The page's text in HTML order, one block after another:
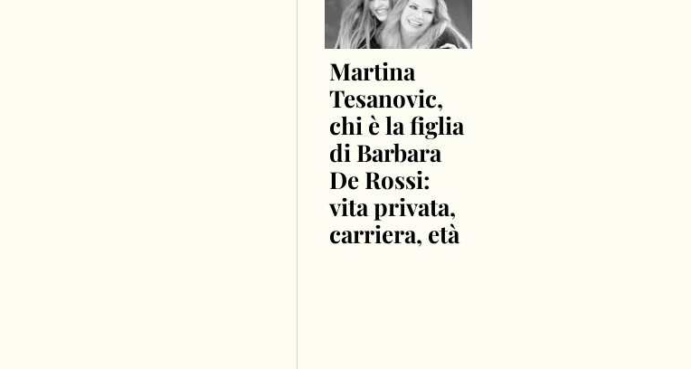
Martina
Tesanovic,
chi è la figlia
di Barbara
De Rossi:
vita privata,
carriera, età